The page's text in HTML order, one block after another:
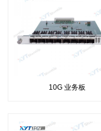
10G 业务板